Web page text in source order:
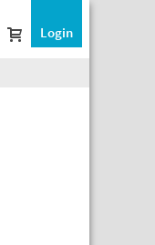
Login